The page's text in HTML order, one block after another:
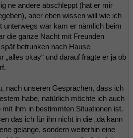
ne andere abschleppt (hat er mir
aber eben wissen will wie ich
unterwegs war kam er nämlich beim
die ganze Nacht mit Freunden
betrunken nach Hause
„alles okay“ und darauf fragte er ja ob
nach unseren Gesprächen, dass ich
habe, natürlich möchte ich auch
ihm in bestimmten Situationen ist.
das ich für ihn nicht in die „da kann
gelange, sondern weiterhin eine